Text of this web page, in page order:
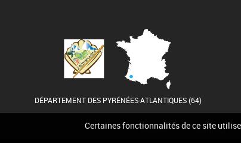
Certaines fonctionnalités de ce site
DÉPARTEMENT DES PYRÉNÉES-ATLANTIQUES (64)
Accueil Contact